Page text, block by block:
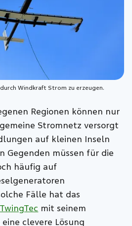
Windkraft Strom zu erzeugen.
Regionen können nur
Stromnetzversorgt
auf kleinen Inseln
Gegenden müssen für die
häufig auf
Fälle hat das
TwingTec mit seinem
eine clevere Lösung